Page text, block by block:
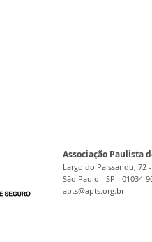
Associação Paulista
Largo do Paissandu, 72
São Paulo - SP - 01034-
apts@apts.org.br